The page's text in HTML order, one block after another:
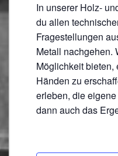
In unserer Holz-
du allen
Fragestellungen
Metall nachgehen.
Möglichkeit bieten,
Händen zu
erleben, die
dann auch das